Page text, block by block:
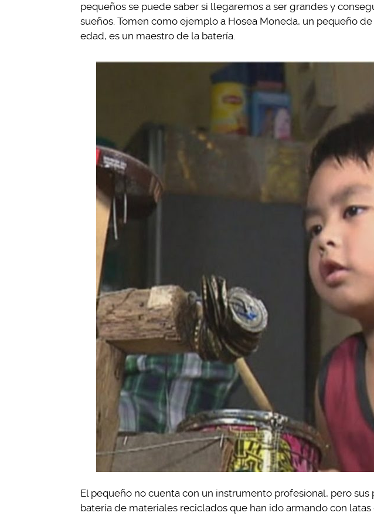
pequeños se puede saber si llegaremos a ser grandes y
sueños. Tomen como ejemplo a Hosea Moneda, un pequeño
edad, es un maestro de la batería.
El pequeño no cuenta con un instrumento profesional, pero
batería de materiales reciclados que han ido armando con